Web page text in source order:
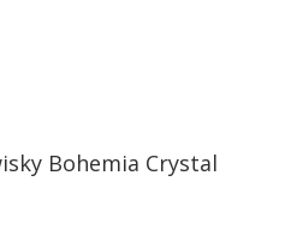
Bohemia Crystal